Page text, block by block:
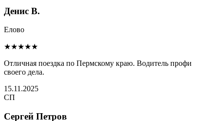
Денис В.
Елово
★★★★★
Отличная поездка по Пермскому краю. Водитель профи
своего дела.
15.11.2025
СП
Сергей Петров